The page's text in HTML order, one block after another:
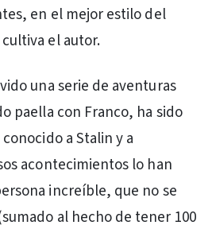
en el mejor estilo del
el autor.
una serie de aventuras
paella con Franco, ha sido
a Stalin y a
acontecimientos lo han
increíble, que no se
al hecho de tener 100